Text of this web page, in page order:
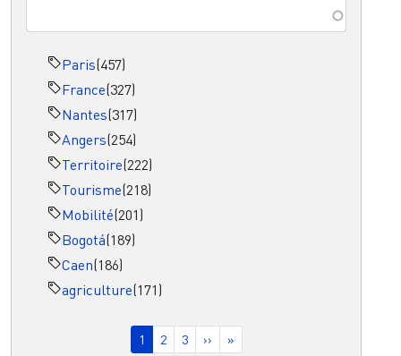
Paris(457)
France(327)
Nantes(317)
Angers(254)
Territoire(222)
Tourisme(218)
Mobilité(201)
Bogotá(189)
Caen(186)
agriculture(171)
Page courante
1 Page
2 Page
3 Page suivante
›› Dernière page
»